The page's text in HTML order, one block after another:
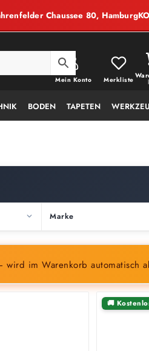
Chaussee 80, Hamburg
Mein Konto Merkliste
BODEN TAPETEN
Marke
wird im Warenkorb automatisch
🚚